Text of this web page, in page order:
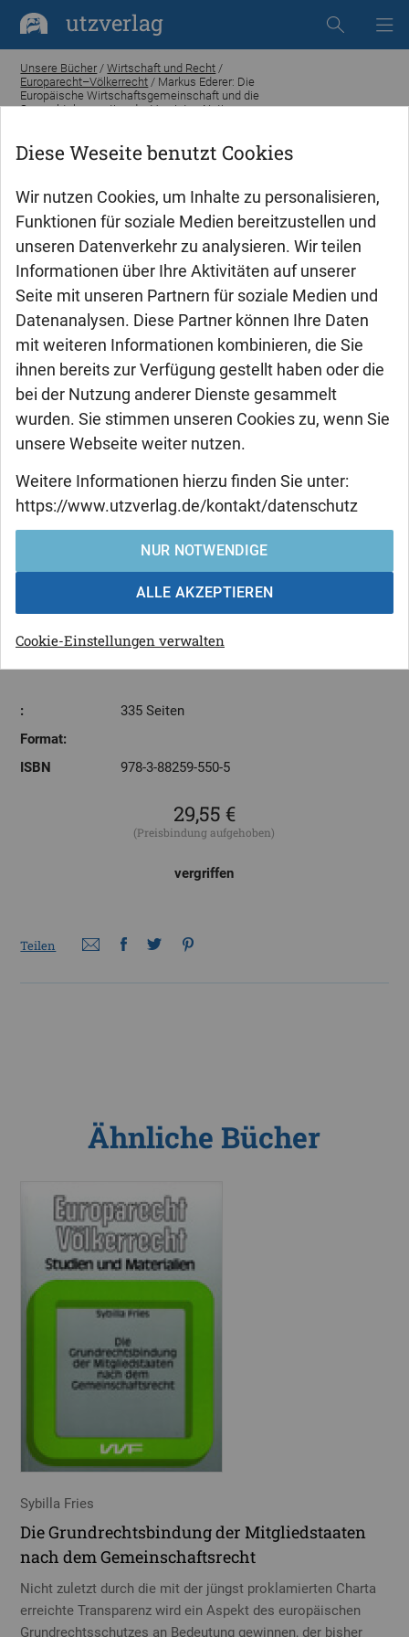
Diese Weseite benutzt Cookies
Wir nutzen Cookies, um Inhalte zu personalisieren,
Funktionen für soziale Medien bereitzustellen und
unseren Datenverkehr zu analysieren. Wir teilen
Informationen über Ihre Aktivitäten auf unserer
Seite mit unseren Partnern für soziale Medien und
Datenanalysen. Diese Partner können Ihre Daten
mit weiteren Informationen kombinieren, die Sie
ihnen bereits zur Verfügung gestellt haben oder die
bei der Nutzung anderer Dienste gesammelt
wurden. Sie stimmen unseren Cookies zu, wenn Sie
unsere Webseite weiter nutzen.
Weitere Informationen hierzu finden Sie unter:
https://www.utzverlag.de/kontakt/datenschutz
NUR NOTWENDIGE
ALLE AKZEPTIEREN
Cookie-Einstellungen verwalten
utzverlag
Unsere Bücher /Wirtschaft und Recht /
Europarecht–Völkerrecht / Markus Ederer: Die
Europäische Wirtschaftsgemeinschaft und die
Seerechtskonvention der Vereinten Nationen
Markus Ederer
Die Europäische
Wirtschaftsgemeinschaft und die
Seerechtskonvention der
Vereinten Nationen von 1982
:
335 Seiten
Format:
ISBN
978-3-88259-550-5
29,55 €
(Preisbindung aufgehoben)
vergriffen
Teilen
Ähnliche Bücher
Sybilla Fries
Die Grundrechtsbindung der Mitgliedstaaten
nach dem Gemeinschaftsrecht
Nicht zuletzt durch die mit der jüngst proklamierten Charta
erreichte Transparenz wird ein Aspekt des europäischen
Grundrechtsschutzes an Bedeutung gewinnen, der bisher